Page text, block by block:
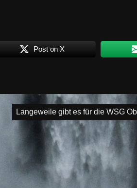
Post on X
Langeweile gibt es für die WSG